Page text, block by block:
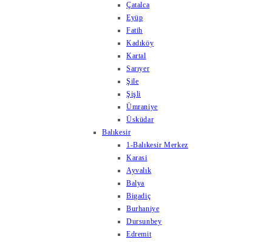
Çatalca
Eyüp
Fatih
Kadıköy
Kartal
Sarıyer
Şile
Şişli
Ümraniye
Üsküdar
Balıkesir
1-Balıkesir Merkez
Karasi
Ayvalık
Balya
Bigadiç
Burhaniye
Dursunbey
Edremit